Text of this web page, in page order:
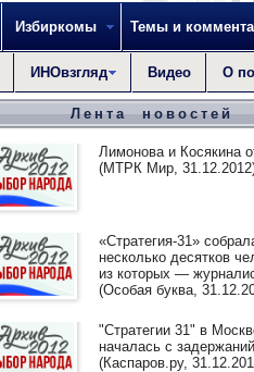
Избиркомы Темы и
ИНОвзгляд Видео О
Лента новостей
Лимонова и Косякина
(МТРК Мир,
«Стратегия-31»
несколько десятков
из которых —
(Особая буква,
"Стратегии 31" в
началась с задержаний
(Каспаров.ру,